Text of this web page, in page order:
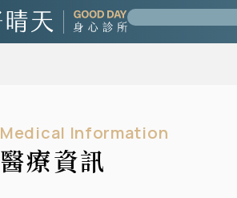
Medical Information
醫療資訊